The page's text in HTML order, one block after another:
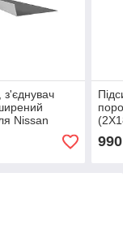
з'єднувач
Nissan
н.)
990